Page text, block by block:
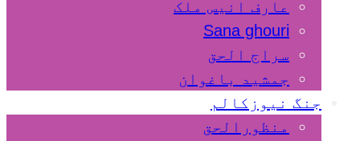
عارف انیس ملک
Sana ghouri
سراج الحق
جمشید باغوان
جنگ نیوزکالم
منظورالحق